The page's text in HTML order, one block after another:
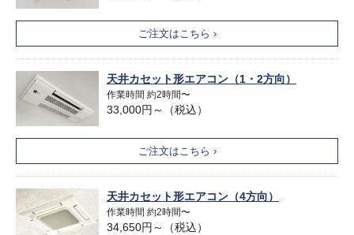
ご注文はこちら ›
天井カセット形エアコン（1・2方向）
作業時間 約2時間〜
33,000円～（税込）
ご注文はこちら ›
天井カセット形エアコン（4方向）
作業時間 約2時間〜
34,650円～（税込）